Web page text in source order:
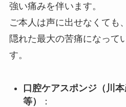
強い痛みを伴います。
ご本人は声に出せなくても
隠れた最大の苦痛になって
す。
口腔ケアスポンジ（川
等）
：